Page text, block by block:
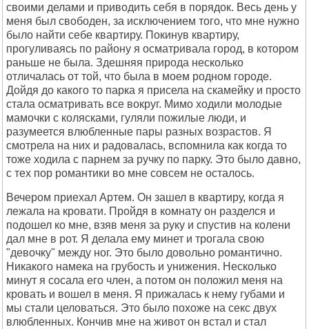
своими делами и приводить себя в порядок. Весь день у
меня был свободен, за исключением того, что мне нужно
было найти себе квартиру. Покинув квартиру,
прогуливаясь по району я осматривала город, в котором
раньше не была. Здешняя природа несколько
отличалась от той, что была в моем родном городе.
Дойдя до какого то парка я присела на скамейку и просто
стала осматривать все вокруг. Мимо ходили молодые
мамочки с колясками, гуляли пожилые люди, и
разумеется влюбленные пары разных возрастов. Я
смотрела на них и радовалась, вспомнила как когда то
тоже ходила с парнем за ручку по парку. Это было давно,
с тех пор романтики во мне совсем не осталось.
Вечером приехал Артем. Он зашел в квартиру, когда я
лежала на кровати. Пройдя в комнату он разделся и
подошел ко мне, взяв меня за руку и спустив на колени
дал мне в рот. Я делала ему минет и трогала свою
"девочку" между ног. Это было довольно романтично.
Никакого намека на грубость и унижения. Несколько
минут я сосала его член, а потом он положил меня на
кровать и вошел в меня. Я прижалась к нему губами и
мы стали целоваться. Это было похоже на секс двух
влюбленных. Кончив мне на живот он встал и стал